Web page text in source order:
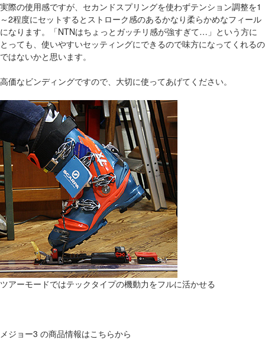
実際の使用感ですが、セカンドスプリングを使わずテンション調整を1
～2程度にセットするとストローク感のあるかなり柔らかめなフィール
になります。「NTNはちょっとガッチリ感が強すぎて…」という方に
とっても、使いやすいセッティングにできるので味方になってくれるの
ではないかと思います。
高価なビンディングですので、大切に使ってあげてください。
ツアーモードではテックタイプの機動力をフルに活かせる
メジョー3 の商品情報はこちらから